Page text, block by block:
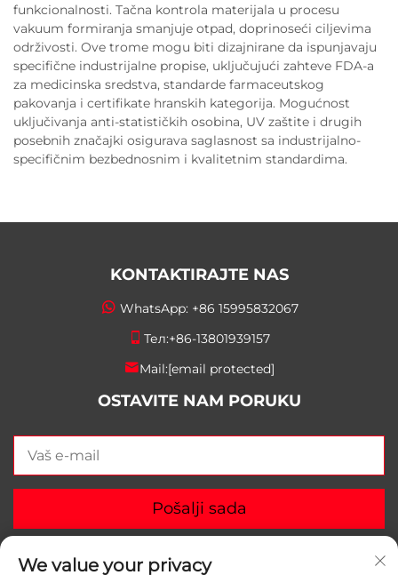
funkcionalnosti. Tačna kontrola materijala u procesu
vakuum formiranja smanjuje otpad, doprinoseći ciljevima
održivosti. Ove trome mogu biti dizajnirane da ispunjavaju
specifične industrijalne propise, uključujući zahteve FDA-a
za medicinska sredstva, standarde farmaceutskog
pakovanja i certifikate hranskih kategorija. Mogućnost
uključivanja anti-statističkih osobina, UV zaštite i drugih
posebnih značajki osigurava saglasnost sa industrijalno-
specifičnim bezbednosnim i kvalitetnim standardima.
KONTAKTIRAJTE NAS
WhatsApp: +86 15995832067
Тел:+86-13801939157
Mail:[email protected]
OSTAVITE NAM PORUKU
Pošalji sada
We value your privacy